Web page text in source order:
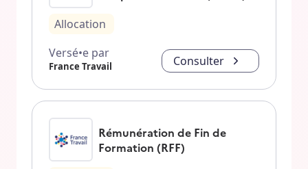
Allocation
Versé•e par
France Travail Consulter
Rémunération de Fin de
Formation (RFF)